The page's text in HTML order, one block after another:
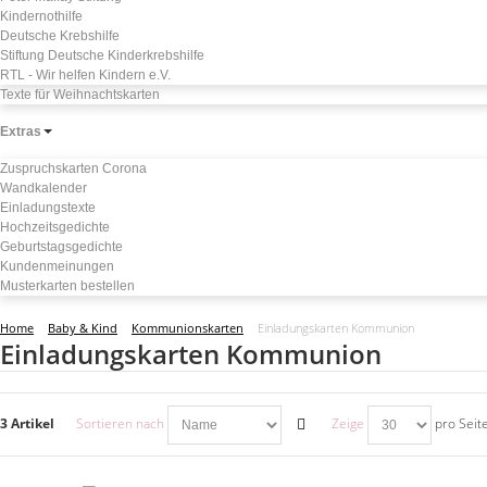
Kindernothilfe
Deutsche Krebshilfe
Stiftung Deutsche Kinderkrebshilfe
RTL - Wir helfen Kindern e.V.
Texte für Weihnachtskarten
Extras
Zuspruchskarten Corona
Wandkalender
Einladungstexte
Hochzeitsgedichte
Geburtstagsgedichte
Kundenmeinungen
Musterkarten bestellen
Home Baby & Kind Kommunionskarten Einladungskarten Kommunion
Einladungskarten Kommunion
3 Artikel Sortieren nach Zeige pro